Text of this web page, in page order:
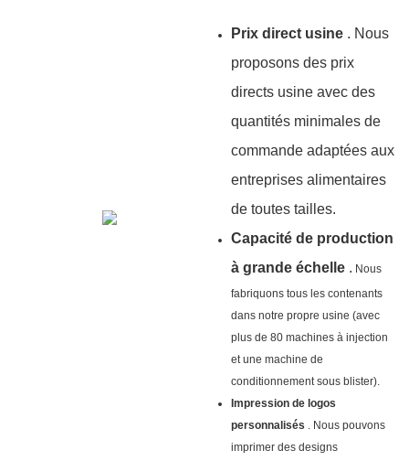
Prix ​​direct usine . Nous
proposons des prix
directs usine avec des
quantités minimales de
commande adaptées aux
entreprises alimentaires
de toutes tailles.
Capacité de production
à grande échelle . Nous
fabriquons tous les contenants
dans notre propre usine (avec
plus de 80 machines à injection
et une machine de
conditionnement sous blister).
Impression de logos
personnalisés . Nous pouvons
imprimer des designs